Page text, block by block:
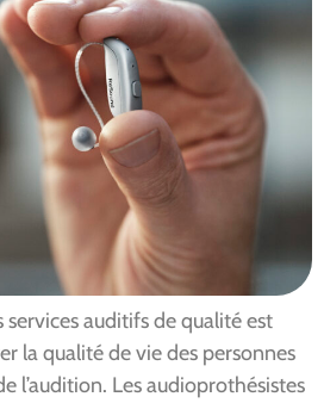
services auditifs de qualité est
la qualité de vie des personnes
l’audition. Les audioprothésistes